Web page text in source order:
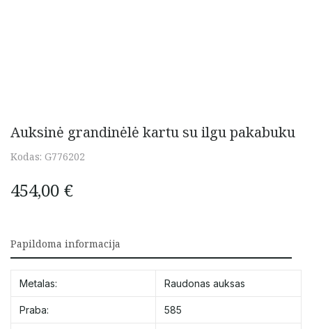
Auksinė grandinėlė kartu su ilgu pakabuku
Kodas: G776202
454,00 €
Papildoma informacija
Metalas: Raudonas auksas
Praba: 585